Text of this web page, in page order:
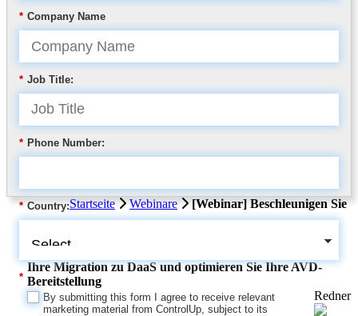
* Company Name
* Job Title:
* Phone Number:
* Country:
*
By submitting this form I agree to receive relevant
marketing material from ControlUp, subject to its
Startseite Webinare [Webinar] Beschleunigen Sie
Ihre Migration zu DaaS und optimieren Sie Ihre AVD-
Bereitstellung
Redner